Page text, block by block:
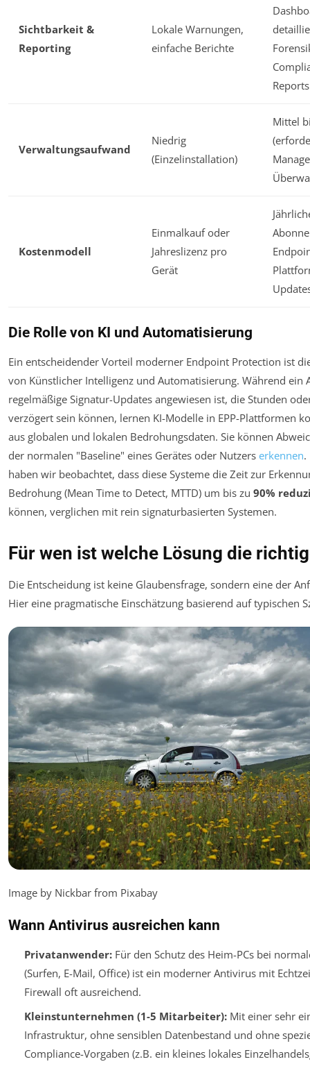
Sichtbarkeit &
Reporting
Lokale Warnungen,
einfache Berichte
Reports
Verwaltungsaufwand
Niedrig
(Einzelinstallation)
Mittel
Kostenmodell
Einmalkauf oder
Jahreslizenz pro
Gerät
Die Rolle von KI und Automatisierung
Ein entscheidender Vorteil moderner Endpoint Protection ist
von Künstlicher Intelligenz und Automatisierung. Während ein
regelmäßige Signatur-Updates angewiesen ist, die Stunden
verzögert sein können, lernen KI-Modelle in EPP-Plattformen
aus globalen und lokalen Bedrohungsdaten. Sie können
der normalen "Baseline" eines Gerätes oder Nutzers erkennen.
haben wir beobachtet, dass diese Systeme die Zeit zur
Bedrohung (Mean Time to Detect, MTTD) um bis zu 90%
können, verglichen mit rein signaturbasierten Systemen.
Für wen ist welche Lösung die
Die Entscheidung ist keine Glaubensfrage, sondern eine der
Hier eine pragmatische Einschätzung basierend auf typischen
Image by Nickbar from Pixabay
Wann Antivirus ausreichen kann
Privatanwender:Für den Schutz des Heim-PCs bei
(Surfen, E-Mail, Office) ist ein moderner Antivirus mit
Firewall oft ausreichend.
Kleinstunternehmen (1-5 Mitarbeiter):Mit einer sehr
Infrastruktur, ohne sensiblen Datenbestand und ohne
Compliance-Vorgaben (z.B. ein kleines lokales